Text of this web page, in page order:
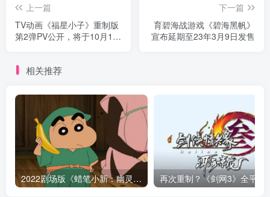
上一篇
TV动画《福星小子》重制版
第2弹PV公开，将于10月13
下一篇
育碧海战游戏《碧海黑帆》
宣布延期至23年3月9日发售
相关推荐
2022剧场版《蜡笔小新：幽灵忍者珍风传》公开正式PV